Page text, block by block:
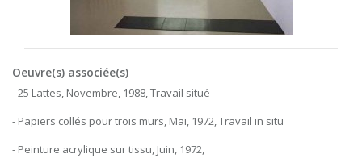
Oeuvre(s) associée(s)
- 25 Lattes, Novembre, 1988, Travail situé
- Papiers collés pour trois murs, Mai, 1972, Travail in situ
- Peinture acrylique sur tissu, Juin, 1972,